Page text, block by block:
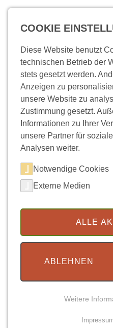
Direkt zum Inhalt
You are here:
Startseite
COOKIE
Diese Website benutzt
technischen Betrieb der
stets gesetzt werden.
Anzeigen zu
unsere Website zu
Zustimmung gesetzt.
Informationen zu Ihrer
unsere Partner für
Analysen weiter.
Notwendige Cookies
Externe Medien
ALLE
ABLEHNEN
Weitere